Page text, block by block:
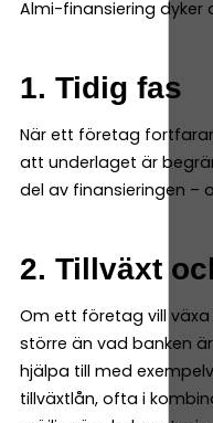
Almi-finansiering dyker
1. Tidig fas
När ett företag
att underlaget är
del av finansieringen –
2. Tillväxt
Om ett företag vill
större än vad banken
hjälpa till med
tillväxtlån, ofta i